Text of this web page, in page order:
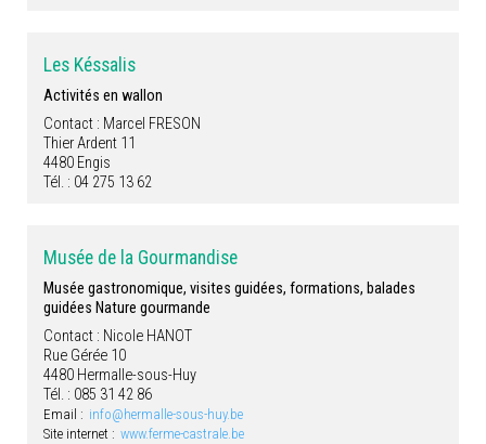
Les Késsalis
Activités en wallon
Contact : Marcel FRESON
Thier Ardent 11
4480 Engis
Tél. : 04 275 13 62
Musée de la Gourmandise
Musée gastronomique, visites guidées, formations, balades
guidées Nature gourmande
Contact : Nicole HANOT
Rue Gérée 10
4480 Hermalle-sous-Huy
Tél. : 085 31 42 86
Email : info@hermalle-sous-huy.be
Site internet : www.ferme-castrale.be